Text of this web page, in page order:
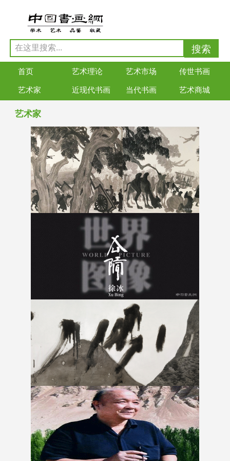
首页 艺术理论 艺术市场 传世书画
艺术家 近现代书画 当代书画 艺术商城
艺术家